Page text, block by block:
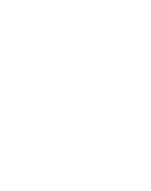
ansehen